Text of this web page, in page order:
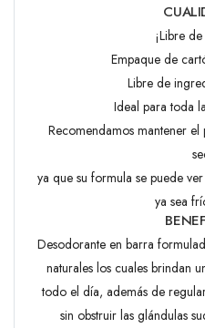
¡Libre
Empaque de
Libre de
Ideal para toda
Recomendamos mantener
ya que su formula se puede
ya sea
Desodorante en barra
naturales los cuales brindan
todo el día, además de
sin obstruir las glándulas